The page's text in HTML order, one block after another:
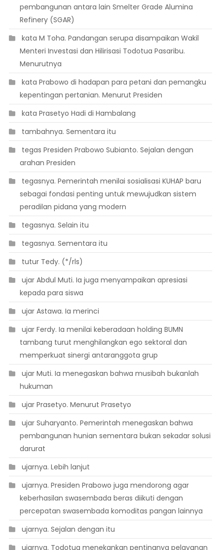
pembangunan antara lain Smelter Grade Alumina
Refinery (SGAR)
 kata M Toha. Pandangan serupa disampaikan Wakil
Menteri Investasi dan Hilirisasi Todotua Pasaribu.
Menurutnya
 kata Prabowo di hadapan para petani dan pemangku
kepentingan pertanian. Menurut Presiden
 kata Prasetyo Hadi di Hambalang
 tambahnya. Sementara itu
 tegas Presiden Prabowo Subianto. Sejalan dengan
arahan Presiden
 tegasnya. Pemerintah menilai sosialisasi KUHAP baru
sebagai fondasi penting untuk mewujudkan sistem
peradilan pidana yang modern
 tegasnya. Selain itu
 tegasnya. Sementara itu
 tutur Tedy. (*/rls)
 ujar Abdul Muti. Ia juga menyampaikan apresiasi
kepada para siswa
 ujar Astawa. Ia merinci
 ujar Ferdy. Ia menilai keberadaan holding BUMN
tambang turut menghilangkan ego sektoral dan
memperkuat sinergi antaranggota grup
 ujar Muti. Ia menegaskan bahwa musibah bukanlah
hukuman
 ujar Prasetyo. Menurut Prasetyo
 ujar Suharyanto. Pemerintah menegaskan bahwa
pembangunan hunian sementara bukan sekadar solusi
darurat
 ujarnya. Lebih lanjut
 ujarnya. Presiden Prabowo juga mendorong agar
keberhasilan swasembada beras diikuti dengan
percepatan swasembada komoditas pangan lainnya
 ujarnya. Sejalan dengan itu
 ujarnya. Todotua menekankan pentingnya pelayanan